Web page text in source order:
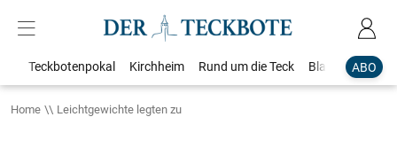
ABO
Teckbotenpokal Kirchheim Rund um die Teck Blaulicht
Home Leichtgewichte legten zu